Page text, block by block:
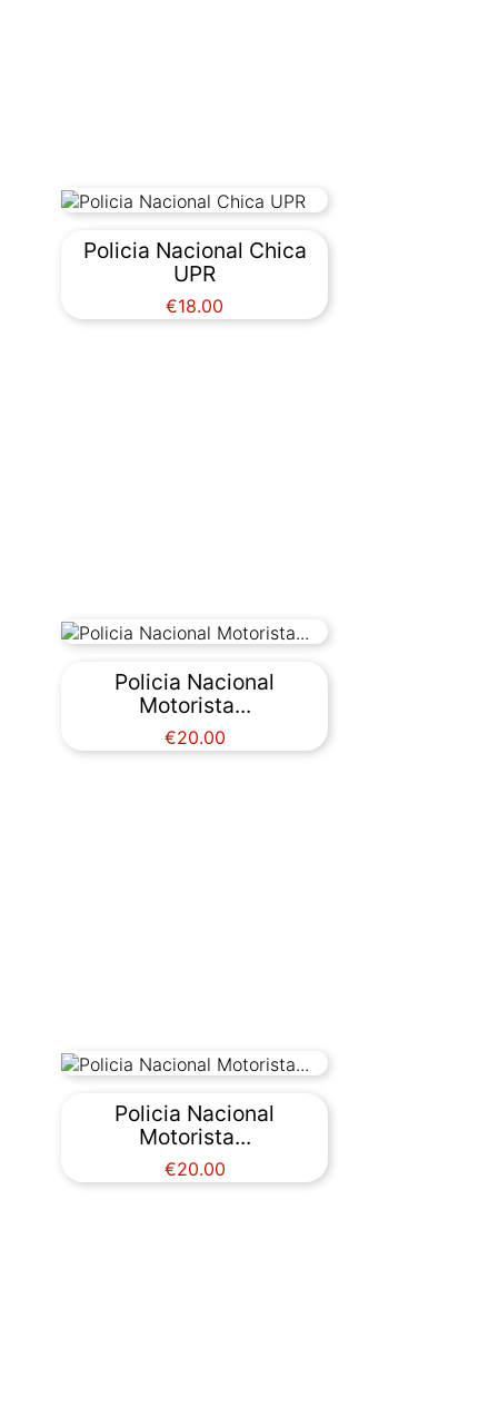
Policia Nacional Chica
UPR
Price
€18.00
Policia Nacional
Motorista...
Price
€20.00
Policia Nacional
Motorista...
Price
€20.00